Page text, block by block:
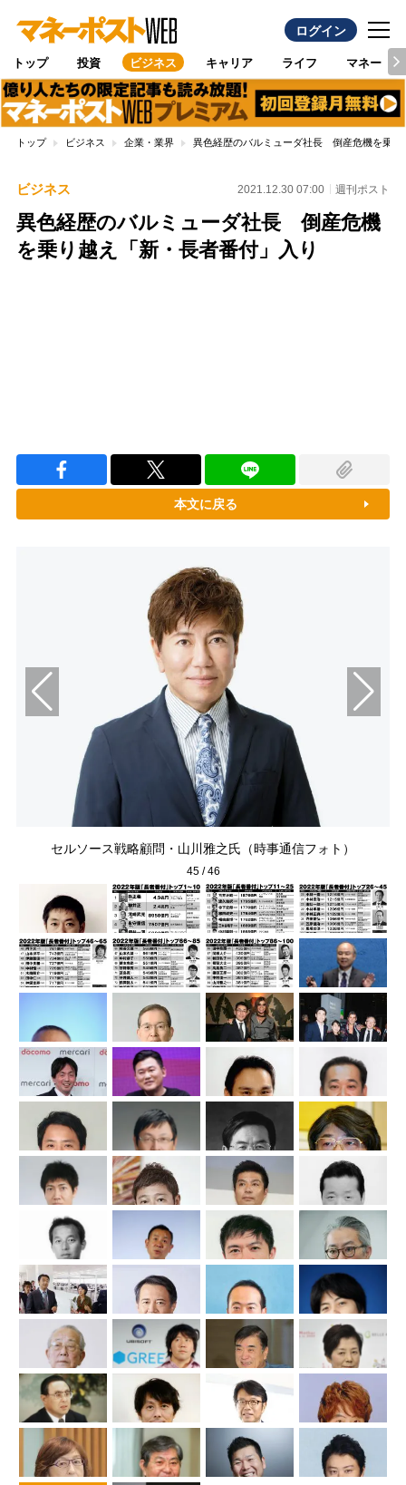
ログイン
トップ 投資 ビジネス キャリア ライフ マネー
トップ ビジネス 企業・業界 異色経歴のバルミューダ社長 倒産危機を乗り
ビジネス 2021.12.30 07:00 週刊ポスト
異色経歴のバルミューダ社長 倒産危機
を乗り越え「新・長者番付」入り
本文に戻る
セルソース戦略顧問・山川雅之氏（時事通信フォト）
45/46